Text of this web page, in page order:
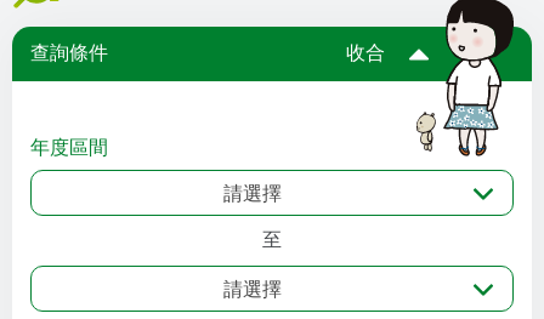
查詢條件 收合
年度區間
請選擇
至
請選擇